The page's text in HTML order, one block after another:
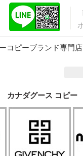
コピーブランド専門店
カナダグース コピー